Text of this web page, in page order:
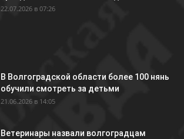
22.07.2026 в 07:26
В Волгоградской области более 100 нянь
обучили смотреть за детьми
21.06.2026 в 14:05
Ветеринары назвали волгоградцам